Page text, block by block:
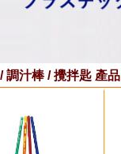
調汁棒 / 攪拌匙 產品